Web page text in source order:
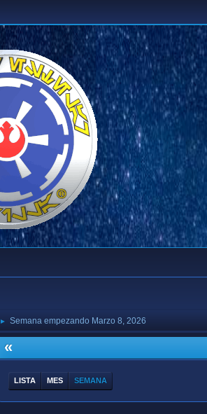
► Semana empezando Marzo 8, 2026
«
LISTA MES SEMANA